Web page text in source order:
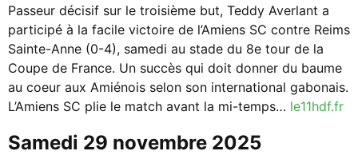
Passeur décisif sur le troisième but, Teddy Averlant a
participé à la facile victoire de l’Amiens SC contre Reims
Sainte-Anne (0-4), samedi au stade du 8e tour de la
Coupe de France. Un succès qui doit donner du baume
au coeur aux Amiénois selon son international gabonais.
L’Amiens SC plie le match avant la mi-temps… le11hdf.fr
samedi 29 novembre 2025